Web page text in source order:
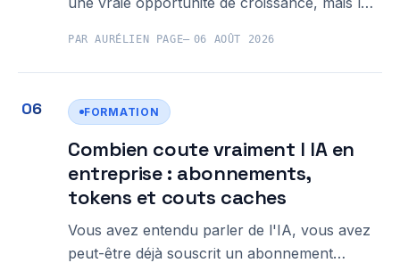
TPE/PME bretonnes dès les premières
étapes : faire appel à une agence de
traduction coûte cher, et utiliser Google
Translate brut expose à des contresens qui
abîment l&
PAR AURÉLIEN PAGE 06 AOÛT 2026
FORMATION
Combien coute vraiment l IA en
entreprise : abonnements,
tokens et couts caches
Vous avez entendu parler de l'IA, vous avez
peut-être déjà souscrit un abonnement